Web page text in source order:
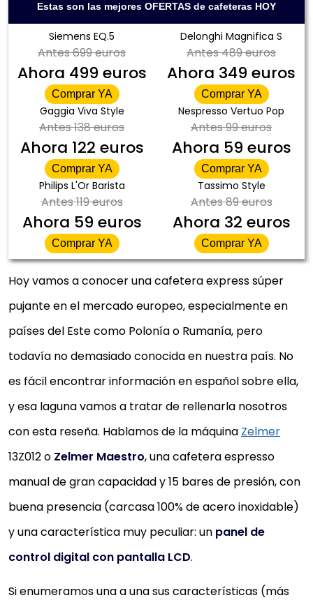
Estas son las mejores OFERTAS de cafeteras HOY
Siemens EQ.5
Antes699 euros
Ahora 499 euros
Comprar YA
Delonghi Magnifica S
Antes489 euros
Ahora 349 euros
Comprar YA
Gaggia Viva Style
Antes138 euros
Ahora 122 euros
Comprar YA
Nespresso Vertuo Pop
Antes99 euros
Ahora 59 euros
Comprar YA
Philips L'Or Barista
Antes119 euros
Ahora 59 euros
Comprar YA
Tassimo Style
Antes89 euros
Ahora 32 euros
Comprar YA
Hoy vamos a conocer una cafetera express súper
pujante en el mercado europeo, especialmente en
países del Este como Polonía o Rumanía, pero
todavía no demasiado conocida en nuestra país. No
es fácil encontrar información en español sobre ella,
y esa laguna vamos a tratar de rellenarla nosotros
con esta reseña. Hablamos de la máquina Zelmer
13Z012 o Zelmer Maestro, una cafetera espresso
manual de gran capacidad y 15 bares de presión, con
buena presencia (carcasa 100% de acero inoxidable)
y una característica muy peculiar: un panel de
control digital con pantalla LCD.
Si enumeramos una a una sus características (más